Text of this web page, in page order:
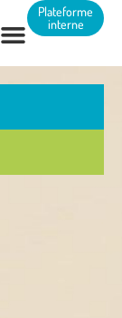
Plateforme
interne